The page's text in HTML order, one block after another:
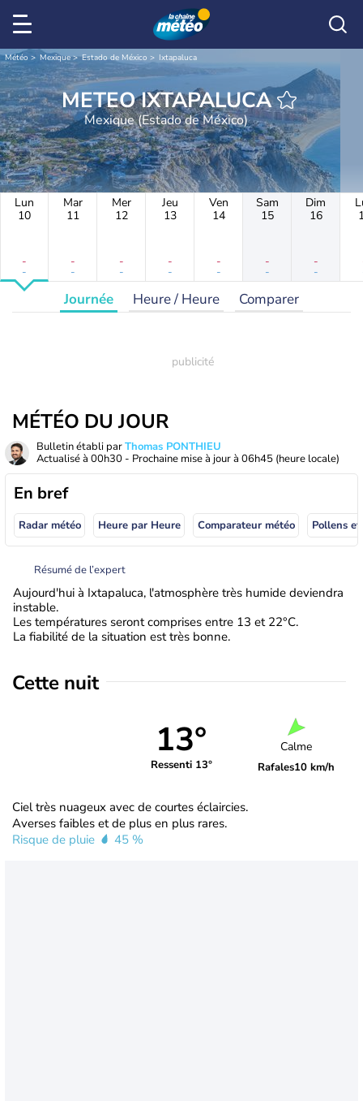
Météo Mexique Estado de México Ixtapaluca
METEO IXTAPALUCA
Mexique (Estado de México)
Lun
10
-
-
Mar
11
-
-
Mer
12
-
-
Jeu
13
-
-
Ven
14
-
-
Sam
15
-
-
Dim
16
-
-
Journée Heure / Heure Comparer
MÉTÉO DU JOUR
Bulletin établi parThomas PONTHIEU
Actualisé à 00h30 - Prochaine mise à jour à 06h45 (heure locale)
En bref
Radar météo Heure par Heure Comparateur météo Pollens
Résumé de l’expert
Aujourd'hui à Ixtapaluca, l'atmosphère très humide deviendra
instable.
Les températures seront comprises entre 13 et 22°C.
La fiabilité de la situation est très bonne.
Cette nuit
13°
Ressenti 13°
Calme
Rafales10 km/h
Ciel très nuageux avec de courtes éclaircies.
Averses faibles et de plus en plus rares.
Risque de pluie
45 %